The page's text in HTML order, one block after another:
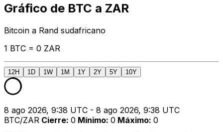
Gráfico de BTC a ZAR
Bitcoin a Rand sudafricano
1 BTC = 0 ZAR
12H 1D 1W 1M 1Y 2Y 5Y 10Y
8 ago 2026, 9:38 UTC - 8 ago 2026, 9:38 UTC
BTC/ZAR Cierre: 0 Mínimo: 0 Máximo: 0